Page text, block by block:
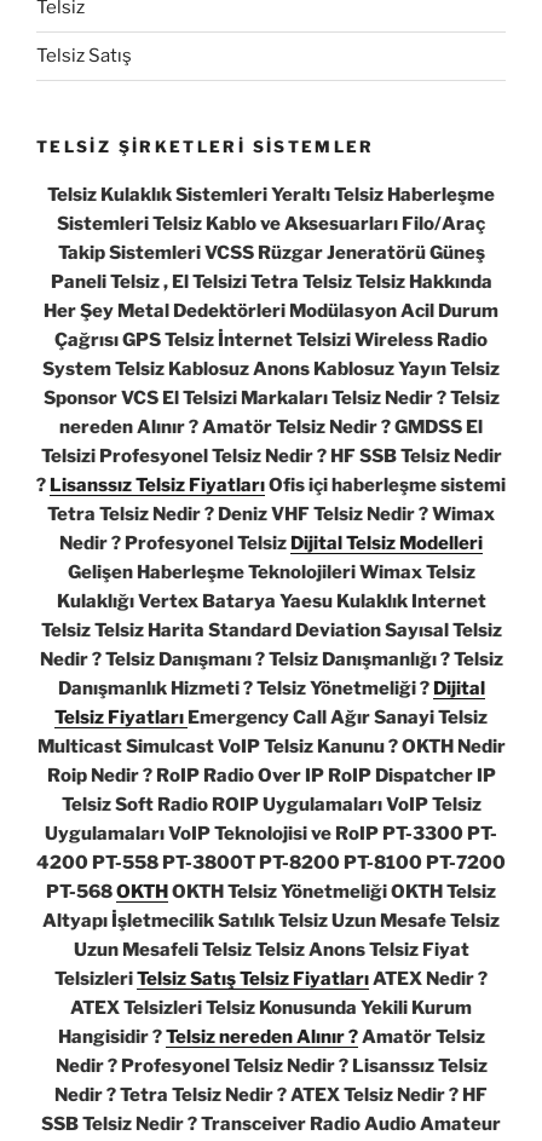
Telsiz
Telsiz Satış
TELSİZ ŞİRKETLERİ SİSTEMLER
Telsiz Kulaklık Sistemleri Yeraltı Telsiz Haberleşme
Sistemleri Telsiz Kablo ve Aksesuarları Filo/Araç
Takip Sistemleri VCSS Rüzgar Jeneratörü Güneş
Paneli Telsiz , El Telsizi Tetra Telsiz Telsiz Hakkında
Her Şey Metal Dedektörleri Modülasyon Acil Durum
Çağrısı GPS Telsiz İnternet Telsizi Wireless Radio
System Telsiz Kablosuz Anons Kablosuz Yayın Telsiz
Sponsor VCS El Telsizi Markaları Telsiz Nedir ? Telsiz
nereden Alınır ? Amatör Telsiz Nedir ? GMDSS El
Telsizi Profesyonel Telsiz Nedir ? HF SSB Telsiz Nedir
? Lisanssız Telsiz FiyatlarıOfis içi haberleşme sistemi
Tetra Telsiz Nedir ? Deniz VHF Telsiz Nedir ? Wimax
Nedir ? Profesyonel Telsiz Dijital Telsiz Modelleri
Gelişen Haberleşme Teknolojileri Wimax Telsiz
Kulaklığı Vertex Batarya Yaesu Kulaklık Internet
Telsiz Telsiz Harita Standard Deviation Sayısal Telsiz
Nedir ? Telsiz Danışmanı ? Telsiz Danışmanlığı ? Telsiz
Danışmanlık Hizmeti ? Telsiz Yönetmeliği ? Dijital
Telsiz Fiyatları Emergency Call Ağır Sanayi Telsiz
Multicast Simulcast VoIP Telsiz Kanunu ? OKTH Nedir
Roip Nedir ? RoIP Radio Over IP RoIP Dispatcher IP
Telsiz Soft Radio ROIP Uygulamaları VoIP Telsiz
Uygulamaları VoIP Teknolojisi ve RoIP PT-3300 PT-
4200 PT-558 PT-3800T PT-8200 PT-8100 PT-7200
PT-568OKTHOKTH Telsiz Yönetmeliği OKTH Telsiz
Altyapı İşletmecilik Satılık Telsiz Uzun Mesafe Telsiz
Uzun Mesafeli Telsiz Telsiz Anons Telsiz Fiyat
TelsizleriTelsiz Satış Telsiz FiyatlarıATEX Nedir ?
ATEX Telsizleri Telsiz Konusunda Yekili Kurum
Hangisidir ?Telsiz nereden Alınır ?Amatör Telsiz
Nedir ? Profesyonel Telsiz Nedir ? Lisanssız Telsiz
Nedir ? Tetra Telsiz Nedir ? ATEX Telsiz Nedir ? HF
SSB Telsiz Nedir ? Transceiver Radio Audio Amateur